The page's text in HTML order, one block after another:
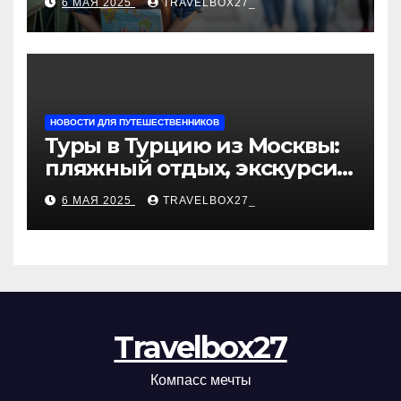
«Казан360»
6 МАЯ 2025 TRAVELBOX27_
НОВОСТИ ДЛЯ ПУТЕШЕСТВЕННИКОВ
Туры в Турцию из Москвы:
пляжный отдых, экскурсии
и лучшие курорты
6 МАЯ 2025 TRAVELBOX27_
Travelbox27
Компасс мечты